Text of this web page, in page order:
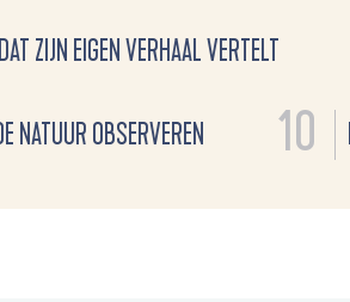
ZIJN EIGEN VERHAAL VERTELT
NATUUR OBSERVEREN 10